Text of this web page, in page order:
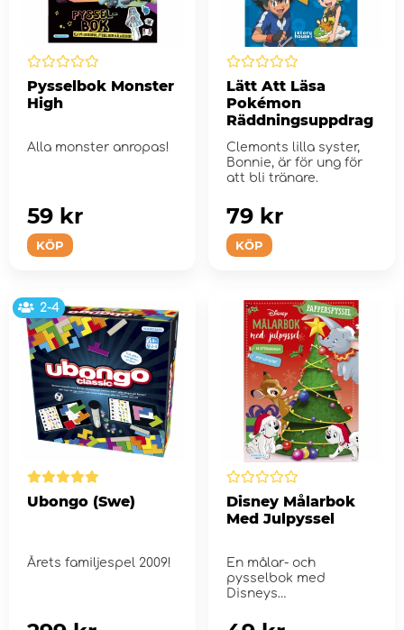
Pysselbok Monster
High
Alla monster anropas!
KÖP
59 kr
Lätt Att Läsa
Pokémon
Räddningsuppdrag
Clemonts lilla syster,
Bonnie, är för ung för
att bli tränare.
KÖP
79 kr
2-4
Ubongo (Swe)
Årets familjespel 2009!
Disney Målarbok
Med Julpyssel
En målar- och
pysselbok med
Disneys
jultema.